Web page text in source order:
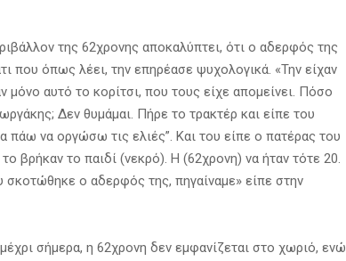
της 62χρονης αποκαλύπτει, ότι ο αδερφός της
που όπως λέει, την επηρέασε ψυχολογικά. «Την είχαν
μόνο αυτό το κορίτσι, που τους είχε απομείνει. Πόσο
Δεν θυμάμαι. Πήρε το τρακτέρ και είπε του
πάω να οργώσω τις ελιές”. Και του είπε ο πατέρας του
βρήκαν το παιδί (νεκρό). Η (62χρονη) να ήταν τότε 20.
σκοτώθηκε ο αδερφός της, πηγαίναμε» είπε στην
σήμερα, η 62χρονη δεν εμφανίζεται στο χωριό, ενώ